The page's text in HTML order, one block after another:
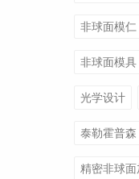
非球面模仁
非球面模具
光学设计
泰勒霍普森
精密非球面